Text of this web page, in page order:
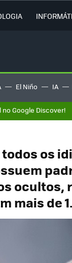
DIA El Niño IA
Google Discover!
os
ocultos,
mais de